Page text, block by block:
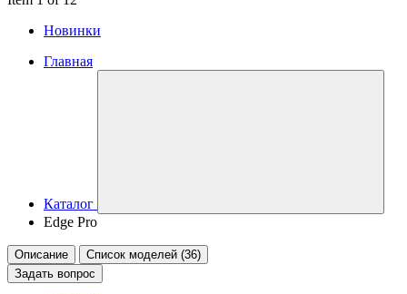
Новинки
Главная
Каталог
Edge Pro
Описание
Список моделей (36)
Задать вопрос